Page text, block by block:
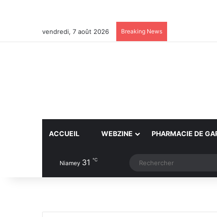
vendredi, 7 août 2026 Breaking News
ACCUEIL WEBZINE PHARMACIE DE
Niamey 31 ℃ Article Aléatoire
Switch skin